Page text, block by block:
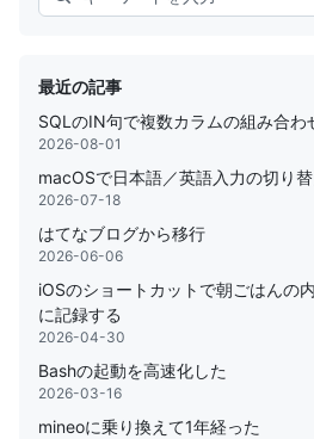
最近の記事
SQLのIN句で複数カラムの組み合わ
2026-08-01
macOSで日本語／英語入力の切り
2026-07-18
はてなブログから移行
2026-06-06
iOSのショートカットで朝ごはんの
に記録する
2026-04-30
Bashの起動を高速化した
2026-03-16
mineoに乗り換えて1年経った